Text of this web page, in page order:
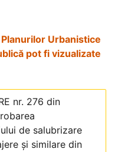
Urbanistice
pot fi vizualizate
nr. 276 din
de salubrizare
și similare din